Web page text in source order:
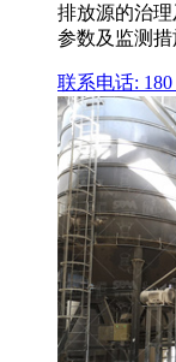
排放源的治
参数及监测措
联系电话: 180